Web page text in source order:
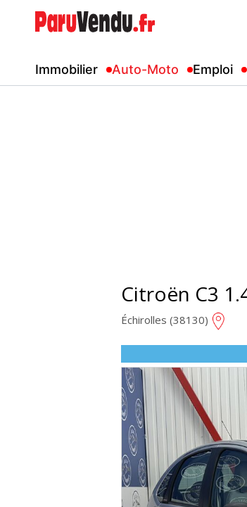
Immobilier Auto-Moto Emploi
Citroën C3
Échirolles (38130)